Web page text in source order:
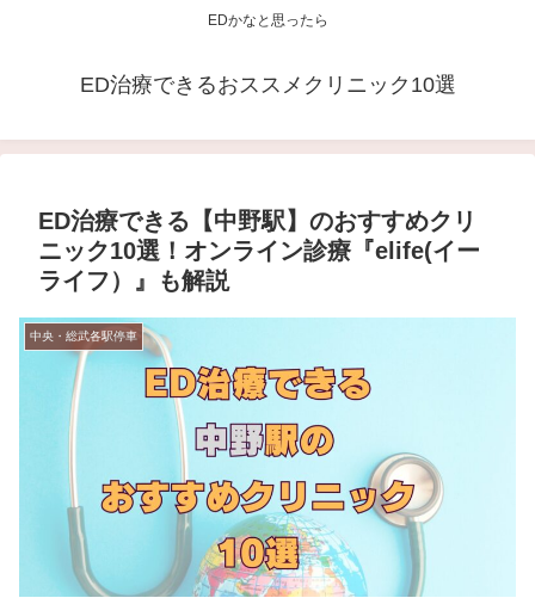
EDかなと思ったら
ED治療できるおススメクリニック10選
ED治療できる【中野駅】のおすすめクリ
ニック10選！オンライン診療『elife(イー
ライフ）』も解説
中央・総武各駅停車